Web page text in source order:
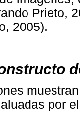
Prieto,
2005).
por